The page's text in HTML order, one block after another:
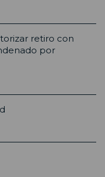
retiro con
por